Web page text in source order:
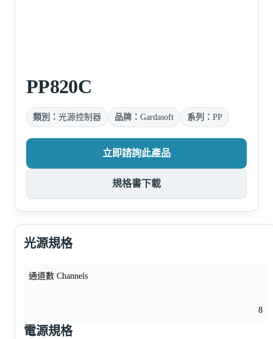
PP820C
類別： 光源控制器 品牌： Gardasoft 系列： PP
立即諮詢此產品
規格書下載
光源規格
通道數 Channels
8
電源規格